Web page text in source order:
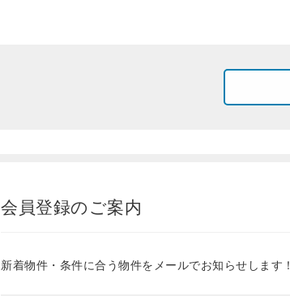
会員登録のご案内
新着物件・条件に合う物件をメールでお知らせします！